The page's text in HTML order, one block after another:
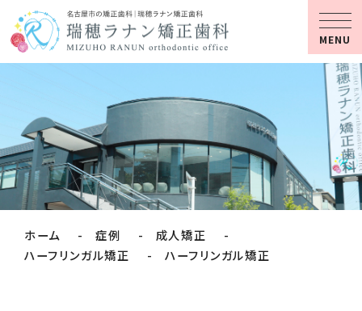
MENU
ホーム 症例
成人矯正
ハーフリンガル矯正
ハーフリンガル矯正